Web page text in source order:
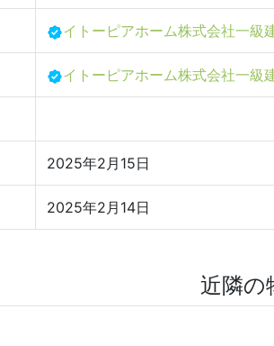
イトーピアホーム株式会社一級
イトーピアホーム株式会社一級
2025年2月15日
2025年2月14日
近隣の